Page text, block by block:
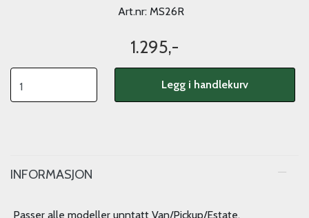
Art.nr: MS26R
1.295,-
Legg i handlekurv
INFORMASJON
Passer alle modeller unntatt Van/Pickup/Estate.